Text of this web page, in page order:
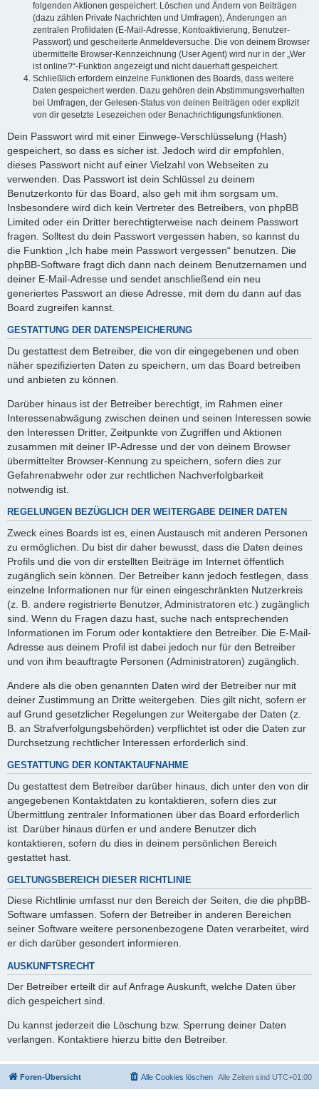
folgenden Aktionen gespeichert: Löschen und Ändern von Beiträgen
(dazu zählen Private Nachrichten und Umfragen), Änderungen an
zentralen Profildaten (E-Mail-Adresse, Kontoaktivierung, Benutzer-
Passwort) und gescheiterte Anmeldeversuche. Die von deinem Browser
übermittelte Browser-Kennzeichnung (User Agent) wird nur in der „Wer
ist online?“-Funktion angezeigt und nicht dauerhaft gespeichert.
Schließlich erfordern einzelne Funktionen des Boards, dass weitere
Daten gespeichert werden. Dazu gehören dein Abstimmungsverhalten
bei Umfragen, der Gelesen-Status von deinen Beiträgen oder explizit
von dir gesetzte Lesezeichen oder Benachrichtigungsfunktionen.
Dein Passwort wird mit einer Einwege-Verschlüsselung (Hash)
gespeichert, so dass es sicher ist. Jedoch wird dir empfohlen,
dieses Passwort nicht auf einer Vielzahl von Webseiten zu
verwenden. Das Passwort ist dein Schlüssel zu deinem
Benutzerkonto für das Board, also geh mit ihm sorgsam um.
Insbesondere wird dich kein Vertreter des Betreibers, von phpBB
Limited oder ein Dritter berechtigterweise nach deinem Passwort
fragen. Solltest du dein Passwort vergessen haben, so kannst du
die Funktion „Ich habe mein Passwort vergessen“ benutzen. Die
phpBB-Software fragt dich dann nach deinem Benutzernamen und
deiner E-Mail-Adresse und sendet anschließend ein neu
generiertes Passwort an diese Adresse, mit dem du dann auf das
Board zugreifen kannst.
GESTATTUNG DER DATENSPEICHERUNG
Du gestattest dem Betreiber, die von dir eingegebenen und oben
näher spezifizierten Daten zu speichern, um das Board betreiben
und anbieten zu können.
Darüber hinaus ist der Betreiber berechtigt, im Rahmen einer
Interessenabwägung zwischen deinen und seinen Interessen sowie
den Interessen Dritter, Zeitpunkte von Zugriffen und Aktionen
zusammen mit deiner IP-Adresse und der von deinem Browser
übermittelter Browser-Kennung zu speichern, sofern dies zur
Gefahrenabwehr oder zur rechtlichen Nachverfolgbarkeit
notwendig ist.
REGELUNGEN BEZÜGLICH DER WEITERGABE DEINER DATEN
Zweck eines Boards ist es, einen Austausch mit anderen Personen
zu ermöglichen. Du bist dir daher bewusst, dass die Daten deines
Profils und die von dir erstellten Beiträge im Internet öffentlich
zugänglich sein können. Der Betreiber kann jedoch festlegen, dass
einzelne Informationen nur für einen eingeschränkten Nutzerkreis
(z. B. andere registrierte Benutzer, Administratoren etc.) zugänglich
sind. Wenn du Fragen dazu hast, suche nach entsprechenden
Informationen im Forum oder kontaktiere den Betreiber. Die E-Mail-
Adresse aus deinem Profil ist dabei jedoch nur für den Betreiber
und von ihm beauftragte Personen (Administratoren) zugänglich.
Andere als die oben genannten Daten wird der Betreiber nur mit
deiner Zustimmung an Dritte weitergeben. Dies gilt nicht, sofern er
auf Grund gesetzlicher Regelungen zur Weitergabe der Daten (z.
B. an Strafverfolgungsbehörden) verpflichtet ist oder die Daten zur
Durchsetzung rechtlicher Interessen erforderlich sind.
GESTATTUNG DER KONTAKTAUFNAHME
Du gestattest dem Betreiber darüber hinaus, dich unter den von dir
angegebenen Kontaktdaten zu kontaktieren, sofern dies zur
Übermittlung zentraler Informationen über das Board erforderlich
ist. Darüber hinaus dürfen er und andere Benutzer dich
kontaktieren, sofern du dies in deinem persönlichen Bereich
gestattet hast.
GELTUNGSBEREICH DIESER RICHTLINIE
Diese Richtlinie umfasst nur den Bereich der Seiten, die die phpBB-
Software umfassen. Sofern der Betreiber in anderen Bereichen
seiner Software weitere personenbezogene Daten verarbeitet, wird
er dich darüber gesondert informieren.
AUSKUNFTSRECHT
Der Betreiber erteilt dir auf Anfrage Auskunft, welche Daten über
dich gespeichert sind.
Du kannst jederzeit die Löschung bzw. Sperrung deiner Daten
verlangen. Kontaktiere hierzu bitte den Betreiber.
Foren-Übersicht Alle Zeiten sind UTC+01:00
Alle Cookies löschen